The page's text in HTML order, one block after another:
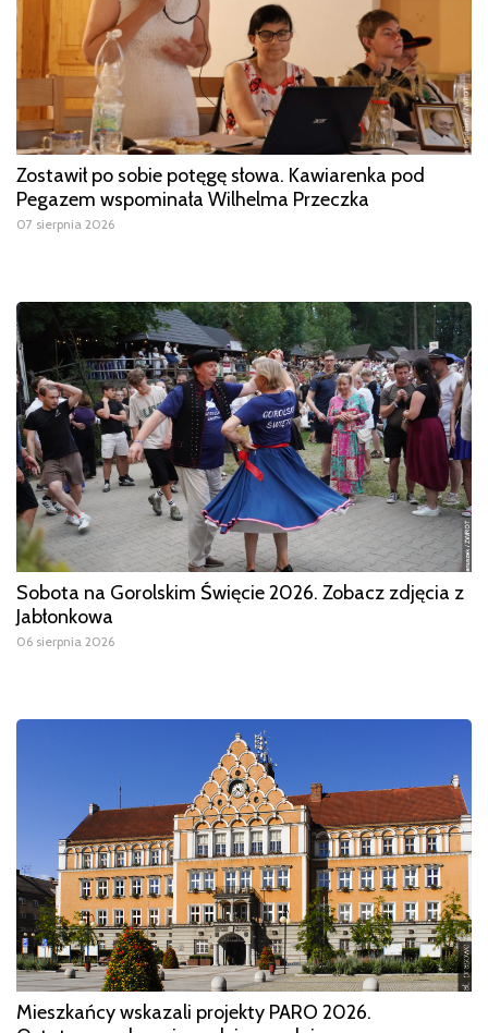
Zostawił po sobie potęgę słowa. Kawiarenka pod
Pegazem wspominała Wilhelma Przeczka
07 sierpnia 2026
Sobota na Gorolskim Święcie 2026. Zobacz zdjęcia z
Jabłonkowa
06 sierpnia 2026
Mieszkańcy wskazali projekty PARO 2026.